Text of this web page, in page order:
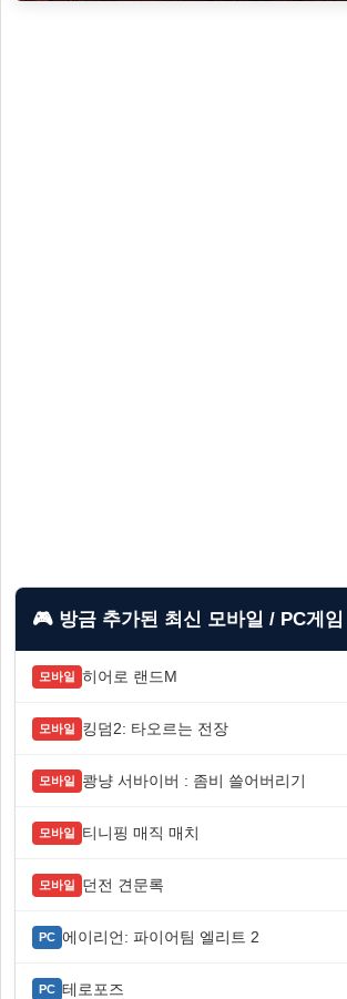
🎮 방금 추가된 최신 모바일 / PC게임
모바일 히어로 랜드M
모바일 킹덤2: 타오르는 전장
모바일 쾅냥 서바이버 : 좀비 쓸어버리기
모바일 티니핑 매직 매치
모바일 던전 견문록
PC 에이리언: 파이어팀 엘리트 2
PC 테로포즈